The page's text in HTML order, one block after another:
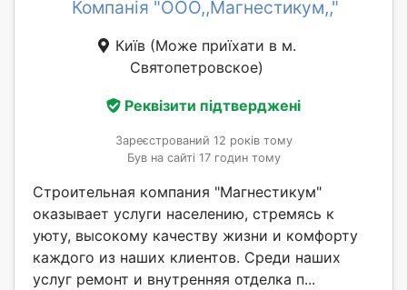
Компанія "ООО,,Магнестикум,,"
Київ (Може приїхати в м.
Святопетровское)
Реквізити підтверджені
Зареєстрований 12 років тому
Був на сайті 17 годин тому
Строительная компания "Магнестикум"
оказывает услуги населению, стремясь к
уюту, высокому качеству жизни и комфорту
каждого из наших клиентов. Среди наших
услуг ремонт и внутренняя отделка п...